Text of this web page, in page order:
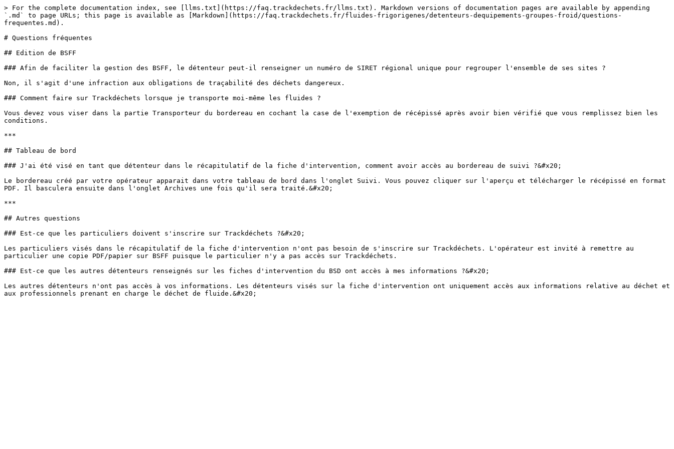
> For the complete documentation index, see [llms.txt](https://faq.trackdechets.fr/llms.txt). Markdown versions of documentation pages are available by appending
`.md` to page URLs; this page is available as [Markdown](https://faq.trackdechets.fr/fluides-frigorigenes/detenteurs-dequipements-groupes-froid/questions-
frequentes.md).
# Questions fréquentes
## Edition de BSFF
### Afin de faciliter la gestion des BSFF, le détenteur peut-il renseigner un numéro de SIRET régional unique pour regrouper l'ensemble de ses sites ?
Non, il s'agit d'une infraction aux obligations de traçabilité des déchets dangereux.
### Comment faire sur Trackdéchets lorsque je transporte moi-même les fluides ?
Vous devez vous viser dans la partie Transporteur du bordereau en cochant la case de l'exemption de récépissé après avoir bien vérifié que vous remplissez bien les
conditions.
***
## Tableau de bord
### J'ai été visé en tant que détenteur dans le récapitulatif de la fiche d'intervention, comment avoir accès au bordereau de suivi ?&#x20;
Le bordereau créé par votre opérateur apparait dans votre tableau de bord dans l'onglet Suivi. Vous pouvez cliquer sur l'aperçu et télécharger le récépissé en format
PDF. Il basculera ensuite dans l'onglet Archives une fois qu'il sera traité.&#x20;
***
## Autres questions
### Est-ce que les particuliers doivent s'inscrire sur Trackdéchets ?&#x20;
Les particuliers visés dans le récapitulatif de la fiche d'intervention n'ont pas besoin de s'inscrire sur Trackdéchets. L'opérateur est invité à remettre au
particulier une copie PDF/papier sur BSFF puisque le particulier n'y a pas accès sur Trackdéchets.
### Est-ce que les autres détenteurs renseignés sur les fiches d'intervention du BSD ont accès à mes informations ?&#x20;
Les autres détenteurs n'ont pas accès à vos informations. Les détenteurs visés sur la fiche d'intervention ont uniquement accès aux informations relative au déchet et